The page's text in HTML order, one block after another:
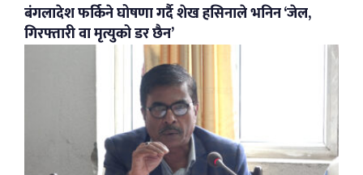
बंगलादेश फर्किने घोषणा गर्दै शेख हसिनाले भनिन ‘जेल,
गिरफ्तारी वा मृत्युको डर छैन’